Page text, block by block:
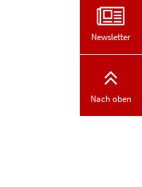
Newsletter
Nach oben